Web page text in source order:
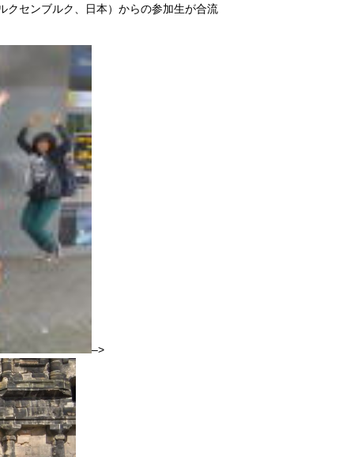
クセンブルク、日本）からの参加生が合流
–>